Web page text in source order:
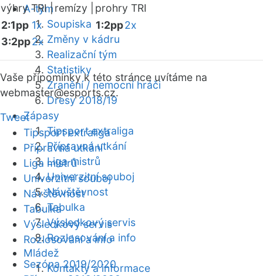
A-tým
Soupiska
Změny v kádru
Realizační tým
Statistiky
Zranění / nemocní hráči
Dresy 2018/19
Zápasy
Tipsport extraliga
Přípravná utkání
Liga mistrů
Univerzitní souboj
Návštěvnost
Tabulka
Výsledkový servis
Rozlosování a info
Mládež
Kontakty a informace
výhry TRI |remízy |
prohry TRI
2:1pp 1x
3:2pp2x
1:2pp2x
Vaše připomínky k této stránce uvítáme na
webmaster@esports.cz.
Tweet
Tipsport extraliga
Přípravná utkání
Liga mistrů
Univerzitní souboj
Návštěvnost
Tabulka
Výsledkový servis
Rozlosování a info
Sezóna 2019/2020